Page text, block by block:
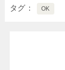
タグ OK